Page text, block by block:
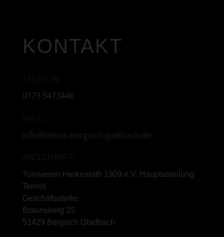
KONTAKT
0173 5473446
info@tennis-bergisch-gladbach.de
Turnverein Herkenrath 1909 e.V. Hauptabteilung
Tennis
Geschäftsstelle:
Braunsberg 25
51429 Bergisch Gladbach